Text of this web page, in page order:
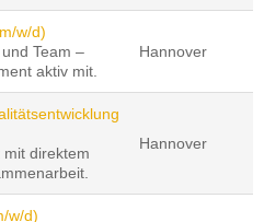
w/d)
Team –
aktiv mit.
Hannover
direktem
Hannover
w/d)